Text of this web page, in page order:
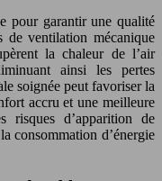
pour garantir une qualité
de ventilation mécanique
la chaleur de l’air
ainsi les pertes
soignée peut favoriser la
accru et une meilleure
risques d’apparition de
consommation d’énergie